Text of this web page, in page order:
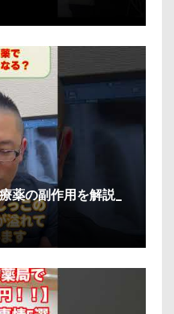
薬の副作用を解説_